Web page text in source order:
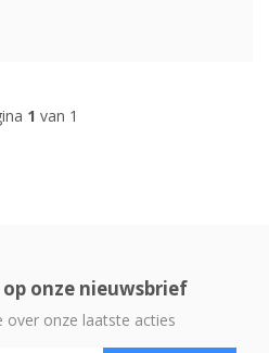
1 van 1
onze nieuwsbrief
over onze laatste acties